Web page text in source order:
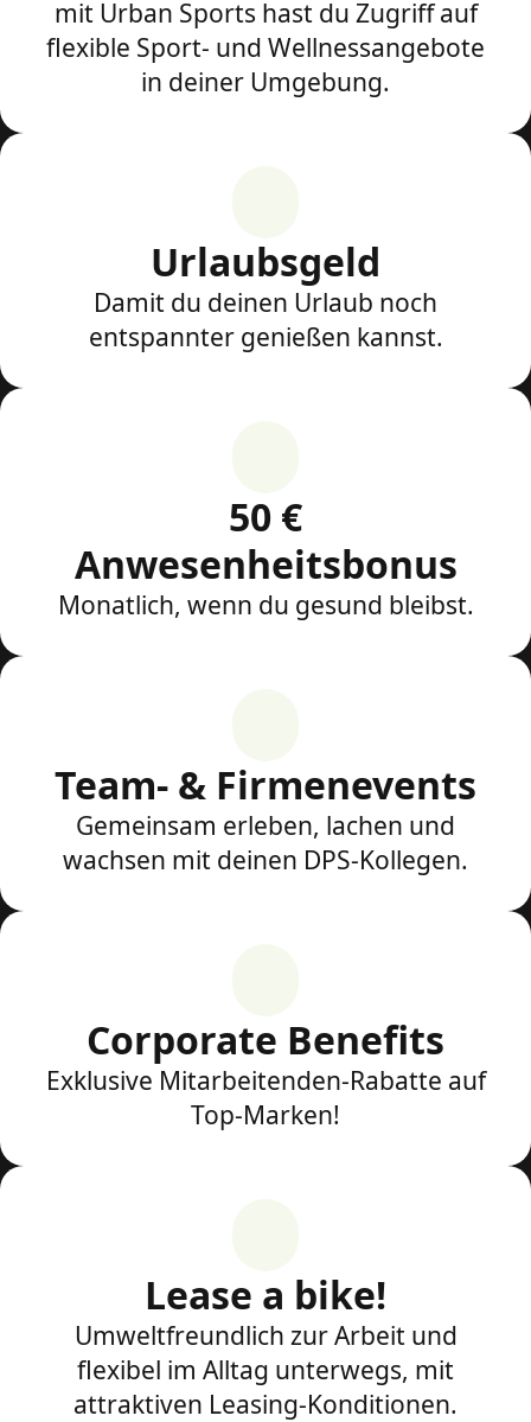
mit Urban Sports hast du Zugriff auf
flexible Sport- und Wellnessangebote
in deiner Umgebung.
Urlaubsgeld
Damit du deinen Urlaub noch
entspannter genießen kannst.
50 €
Anwesenheitsbonus
Monatlich, wenn du gesund bleibst.
Team- & Firmenevents
Gemeinsam erleben, lachen und
wachsen mit deinen DPS-Kollegen.
Corporate Benefits
Exklusive Mitarbeitenden-Rabatte auf
Top-Marken!
Lease a bike!
Umweltfreundlich zur Arbeit und
flexibel im Alltag unterwegs, mit
attraktiven Leasing-Konditionen.